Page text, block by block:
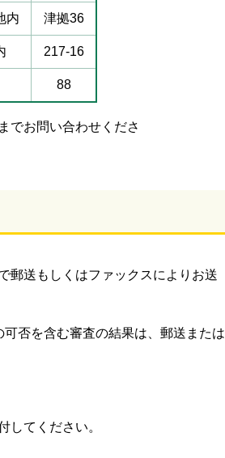
内 津拠36
217-16
88
でお問い合わせくださ
郵送もしくはファックスによりお送
否を含む審査の結果は、郵送または
てください。